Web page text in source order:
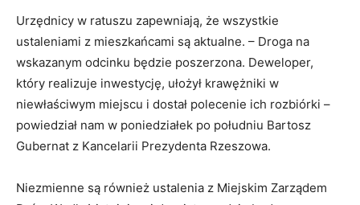
Urzędnicy w ratuszu zapewniają, że wszystkie
ustaleniami z mieszkańcami są aktualne. – Droga na
wskazanym odcinku będzie poszerzona. Deweloper,
który realizuje inwestycję, ułożył krawężniki w
niewłaściwym miejscu i dostał polecenie ich rozbiórki –
powiedział nam w poniedziałek po południu Bartosz
Gubernat z Kancelarii Prezydenta Rzeszowa.
Niezmienne są również ustalenia z Miejskim Zarządem